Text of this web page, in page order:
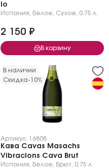
lo
Испания Белое Сухое 0.75 л.
2 150 ₽
В корзину
В наличии
Скидка-10%
Артикул: 16808
Кава Cavas Masachs
Vibracions Cava Brut
Испания Белое Брют 0.75 л.